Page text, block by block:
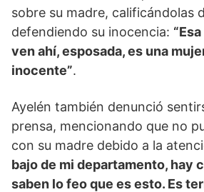
sobre su madre, calificándolas
defendiendo su inocencia:
ven ahí, esposada, es una
inocente”.
Ayelén también denunció
prensa, mencionando que no
con su madre debido a la
bajo de mi departamento, hay
saben lo feo que es esto. Es